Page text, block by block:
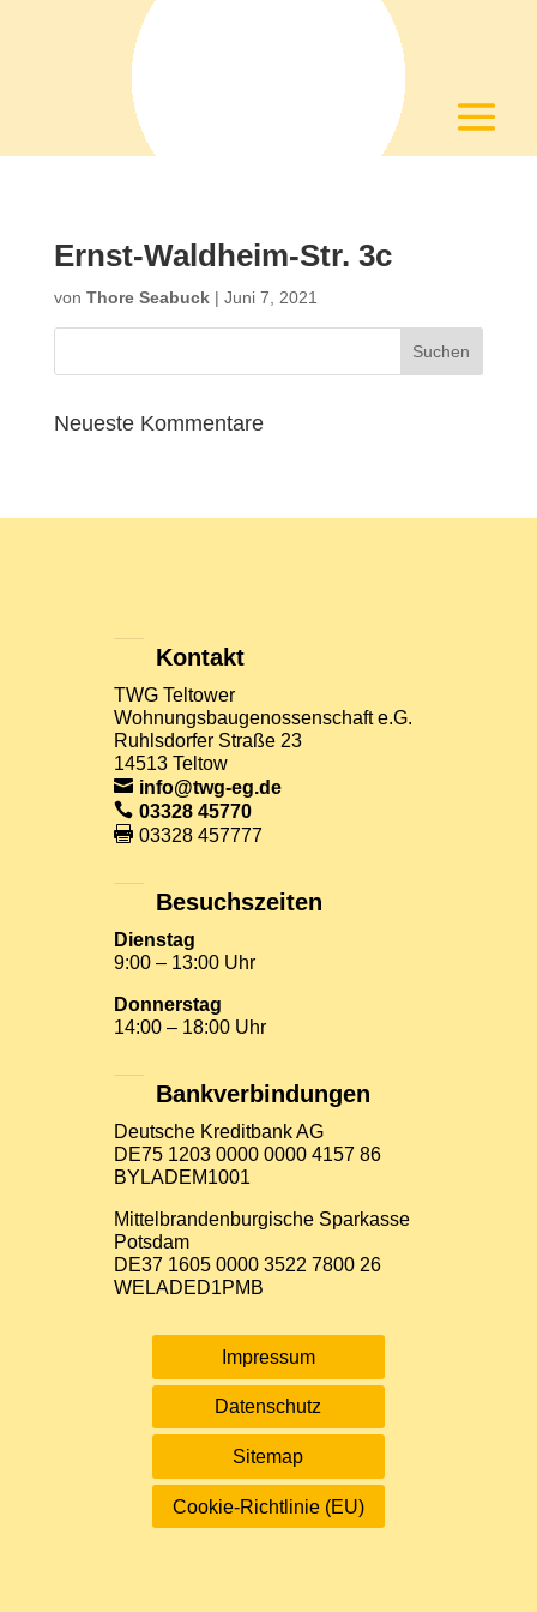
Ernst-Waldheim-Str. 3c
von Thore Seabuck| Juni 7, 2021
Neueste Kommentare
Kontakt
TWG Teltower
Wohnungsbaugenossenschaft e.G.
Ruhlsdorfer Straße 23
14513 Teltow
info@twg-eg.de
03328 45770
03328 457777
Besuchszeiten
Dienstag
9:00 – 13:00 Uhr
Donnerstag
14:00 – 18:00 Uhr
Bankverbindungen
Deutsche Kreditbank AG
DE75 1203 0000 0000 4157 86
BYLADEM1001
Mittelbrandenburgische Sparkasse
Potsdam
DE37 1605 0000 3522 7800 26
WELADED1PMB
Impressum
Datenschutz
Sitemap
Cookie-Richtlinie (EU)